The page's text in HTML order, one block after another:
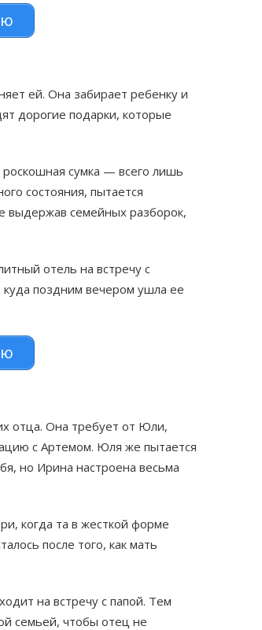
ей. Она забирает ребенку и
дорогие подарки, которые
сумка — всего лишь
состояния, пытается
выдержав семейных разборок,
отель на встречу с
поздним вечером ушла ее
отца. Она требует от Юли,
с Артемом. Юля же пытается
но Ирина настроена весьма
когда та в жесткой форме
после того, как мать
на встречу с папой. Тем
семьей, чтобы отец не